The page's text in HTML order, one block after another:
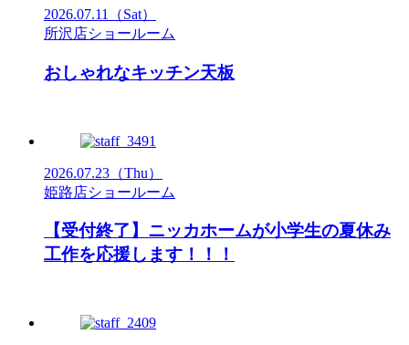
2026.07.11
（Sat）
所沢店ショールーム
おしゃれなキッチン天板
2026.07.23 （Thu）
姫路店ショールーム
【受付終了】ニッカホームが小学生の夏休み
工作を応援します！！！